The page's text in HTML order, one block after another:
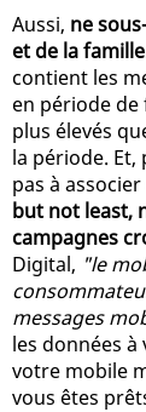
Aussi, ne
et de la famille
contient les
en période de
plus élevés
la période.
pas à
but not least,
campagnes
Digital, "le
messages
les données
votre mobile
vous êtes